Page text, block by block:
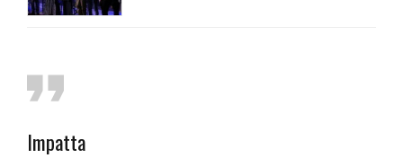
Impatta